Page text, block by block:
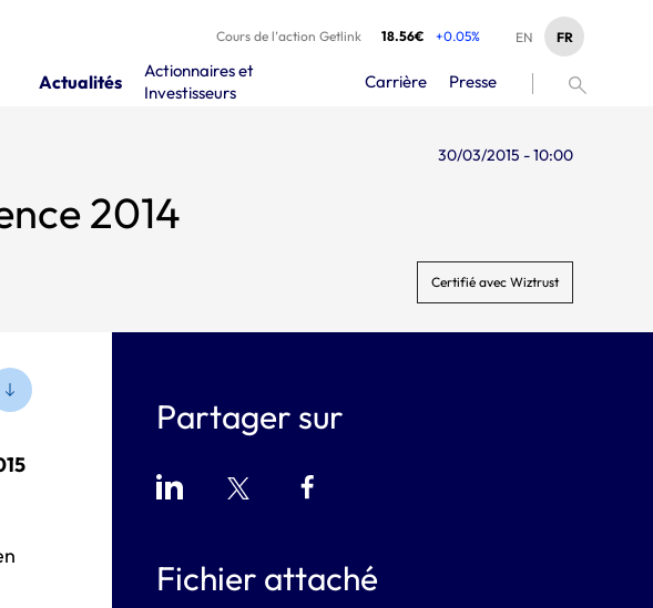
Cours de l’action Getlink 18.56€ +0.05% FR
EN
Actualités
Actionnaires et
Investisseurs
Carrière Presse
30/03/2015 - 10:00
2014
Certifié avec Wiztrust
Partager sur
Fichier attaché